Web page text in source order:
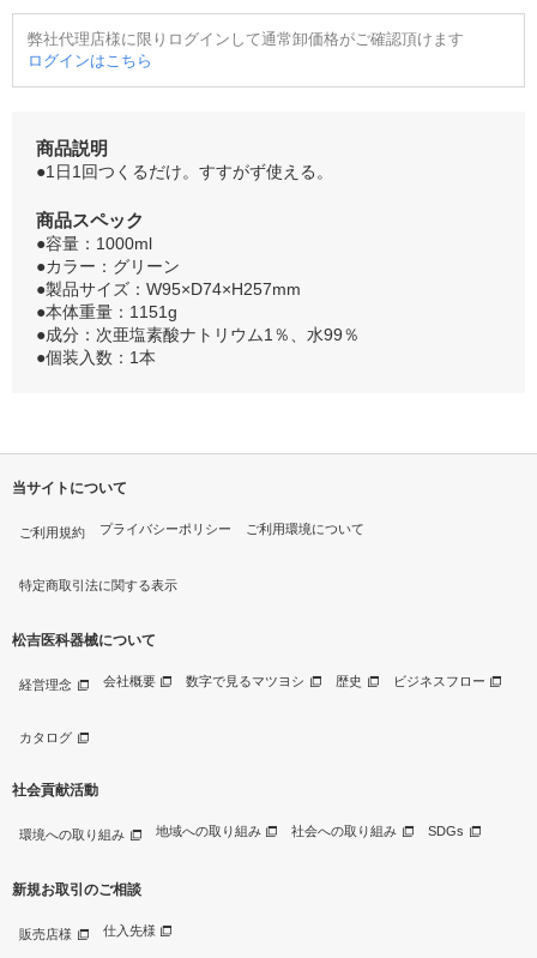
弊社代理店様に限りログインして通常卸価格がご確認頂けます
ログインはこちら
商品説明
●1日1回つくるだけ。すすがず使える。
商品スペック
●容量：1000ml
●カラー：グリーン
●製品サイズ：W95×D74×H257mm
●本体重量：1151g
●成分：次亜塩素酸ナトリウム1％、水99％
●個装入数：1本
当サイトについて
ご利用規約 プライバシーポリシー ご利用環境について
特定商取引法に関する表示
松吉医科器械について
経営理念 会社概要 数字で見るマツヨシ 歴史 ビジネスフロー
カタログ
社会貢献活動
環境への取り組み 地域への取り組み 社会への取り組み SDGs
新規お取引のご相談
販売店様 仕入先様